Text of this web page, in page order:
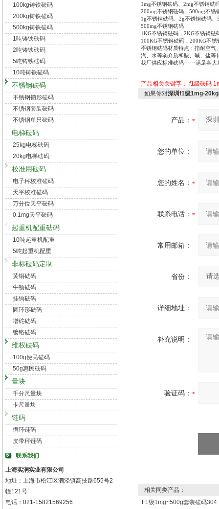
100kg铸铁砝码
200kg铸铁砝码
500kg铸铁砝码
1吨铸铁砝码
2吨铸铁砝码
5吨铸铁砝码
10吨铸铁砝码
不锈钢砝码
不锈钢锁形砝码
不锈钢套装砝码
不锈钢单只砝码
电梯砝码
25kg电梯砝码
20kg电梯砝码
校准用砝码
电子秤校准砝码
天平校准砝码
万分位天平砝码
0.1mg天平砝码
起重机配重砝码
10吨起重机配重
5吨起重机配重
非标砝码定制
黄铜砝码
牛顿砝码
挂钩砝码
圆环形砝码
增砣砝码
镀铬砝码
维权砝码
100g便民砝码
50g惠民砝码
量块
千分尺量块
卡尺量块
链码
循环链码
皮带秤链码
联系我们
上海实润实业有限公司
地址：上海市松江区泗泾镇高技路655号2
幢121号
电话：021-15821569256
1mg不锈钢砝码、2mg不锈钢砝
200mg不锈钢砝码、500mg不锈
1g不锈钢砝码、2g不锈钢砝码
500mg不锈钢砝码
1KG不锈钢砝码，2KG不锈钢砝
100KG不锈钢砝码，200KG不
不锈钢砝码材质特点：指耐空气
汽、水等弱介质和酸、碱、盐等
我厂供应标准砝码------满足各
产品相关关键字： f1级砝码
如果你对深圳f1级1mg-
产品：
您的单位：
您的姓名：
联系电话：
常用邮箱：
省份：
详细地址：
补充说明：
验证码：
相关同类产品：
F1级1mg~500g套装砝码304